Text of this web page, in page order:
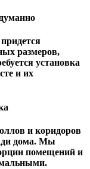
размеров,
установка
и их
и коридоров
дома. Мы
помещений и